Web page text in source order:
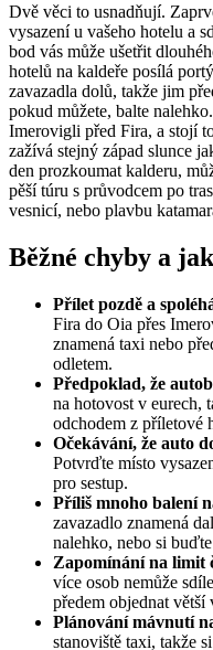
Dvě věci to usnadňují.
vysazení u vašeho hotelu a
bod vás může ušetřit
hotelů na kaldeře posílá
zavazadla dolů, takže jim
pokud můžete, balte
Imerovigli před Fira, a stojí
zažívá stejný západ slunce
den prozkoumat kalderu,
pěší túru s průvodcem po
vesnicí, nebo plavbu
Běžné chyby a
Přílet pozdě a
Fira do Oia přes
znamená taxi nebo
odletem.
Předpoklad, že
na hotovost v eurech,
odchodem z příletové
Očekávání, že auto
Potvrďte místo
pro sestup.
Příliš mnoho balení
zavazadlo znamená
nalehko, nebo si
Zapomínání na limit
více osob nemůže
předem objednat větší
Plánování mávnutí
stanoviště taxi, takže